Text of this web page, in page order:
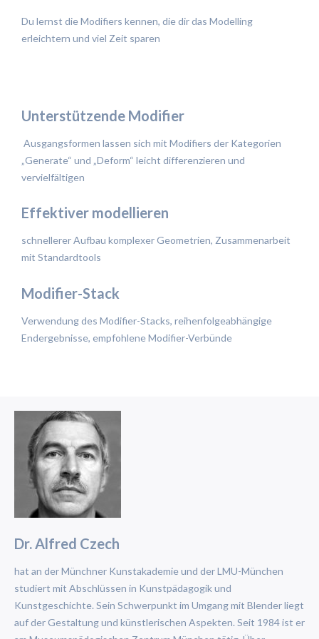
Du lernst die Modifiers kennen, die dir das Modelling
erleichtern und viel Zeit sparen
Unterstützende Modifier
Ausgangsformen lassen sich mit Modifiers der Kategorien
„Generate“ und „Deform“ leicht differenzieren und
vervielfältigen
Effektiver modellieren
schnellerer Aufbau komplexer Geometrien, Zusammenarbeit
mit Standardtools
Modifier-Stack
Verwendung des Modifier-Stacks, reihenfolgeabhängige
Endergebnisse, empfohlene Modifier-Verbünde
Dr. Alfred Czech
hat an der Münchner Kunstakademie und der LMU-München
studiert mit Abschlüssen in Kunstpädagogik und
Kunstgeschichte. Sein Schwerpunkt im Umgang mit Blender liegt
auf der Gestaltung und künstlerischen Aspekten. Seit 1984 ist er